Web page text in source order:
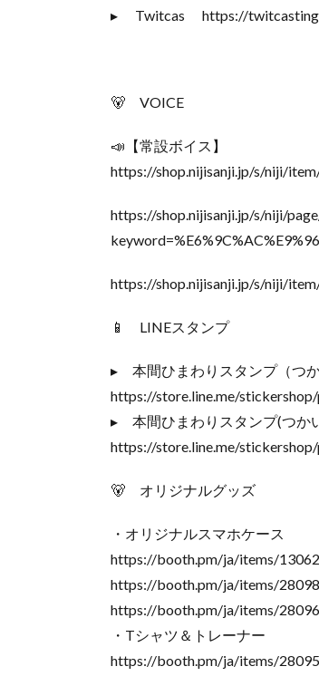
▸︎ Twitcas https://
🐻 VOICE
📣【常設ボイス】
https://shop.nijisanji.jp/s/niji/
https://shop.nijisanji.jp/s/niji/
https://shop.nijisanji.jp/s/niji/
📱 LINEスタンプ
▸︎ 本間ひまわりスタンプ（つか
https://store.line.me/
▸︎ 本間ひまわりスタンプ(つか
https://store.line.me/
🐻 オリジナルグッズ
・オリジナルスマホケース
https://booth.pm/ja/items/
https://booth.pm/ja/items/
https://booth.pm/ja/items/
・Tシャツ＆トレーナー
https://booth.pm/ja/items/